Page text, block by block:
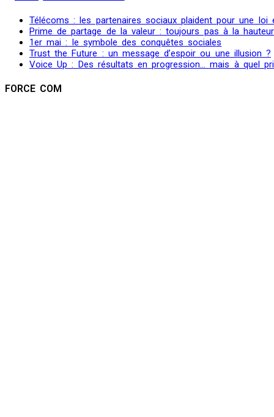
Télécoms : les partenaires sociaux plaident pour une loi
Prime de partage de la valeur : toujours pas à la hauteur
1er mai : le symbole des conquêtes sociales
Trust the Future : un message d’espoir ou une illusion ?
Voice Up : Des résultats en progression… mais à quel
FORCE COM